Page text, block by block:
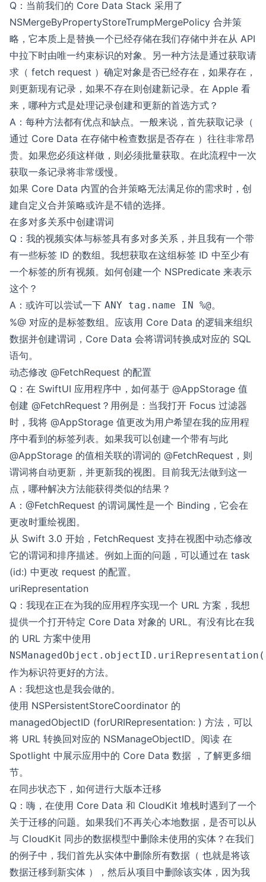
Q：当前我们的 Core Data Stack 采用了
NSMergeByPropertyStoreTrumpMergePolicy 合并策
略，它本质上是替换一个已经存储在我们存储中并在从 API
中拉下时由唯一约束标识的对象。另一种方法是通过获取请
求（ fetch request ）确定对象是否已经存在，如果存在，
则更新现有记录，如果不存在则创建新记录。在 Apple 看
来，哪种方式是处理记录创建和更新的首选方式？
A：每种方法都有优点和缺点。一般来说，首先获取记录（
通过 Core Data 在存储中检查数据是否存在 ）往往非常昂
贵。如果您必须这样做，则必须批量获取。在此流程中一次
获取一条记录将非常缓慢。
如果 Core Data 内置的合并策略无法满足你的需求时，创
建自定义合并策略或许是不错的选择。
在多对多关系中创建谓词
Q：我的视频实体与标签具有多对多关系，并且我有一个带
有一些标签 ID 的数组。我想获取在这组标签 ID 中至少有
一个标签的所有视频。如何创建一个 NSPredicate 来表示
这个？
A：或许可以尝试一下 ANY tag.name IN %@。
%@ 对应的是标签数组。应该用 Core Data 的逻辑来组织
数据并创建谓词，Core Data 会将谓词转换成对应的 SQL
语句。
动态修改 @FetchRequest 的配置
Q：在 SwiftUI 应用程序中，如何基于 @AppStorage 值
创建 @FetchRequest？用例是：当我打开 Focus 过滤器
时，我将 @AppStorage 值更改为用户希望在我的应用程
序中看到的标签列表。如果我可以创建一个带有与此
@AppStorage 的值相关联的谓词的 @FetchRequest，则
谓词将自动更新，并更新我的视图。目前我无法做到这一
点，哪种解决方法能获得类似的结果？
A：@FetchRequest 的谓词属性是一个 Binding，它会在
更改时重绘视图。
从 Swift 3.0 开始，FetchRequest 支持在视图中动态修改
它的谓词和排序描述。例如上面的问题，可以通过在 task
(id:) 中更改 request 的配置。
uriRepresentation
Q：我现在正在为我的应用程序实现一个 URL 方案，我想
提供一个打开特定 Core Data 对象的 URL。有没有比在我
的 URL 方案中使用
作为标识符更好的方法。
A：我想这也是我会做的。
使用 NSPersistentStoreCoordinator 的
managedObjectID (forURIRepresentation: ) 方法，可以
将 URL 转换回对应的 NSManageObjectID。阅读 在
Spotlight 中展示应用中的 Core Data 数据 ，了解更多细
节。
在同步状态下，如何进行大版本迁移
Q：嗨，在使用 Core Data 和 CloudKit 堆栈时遇到了一个
关于迁移的问题。如果我们不再关心本地数据，是否可以从
与 CloudKit 同步的数据模型中删除未使用的实体？在我们
的例子中，我们首先从实体中删除所有数据（ 也就是将该
数据迁移到新实体 ），然后从项目中删除该实体，因为我